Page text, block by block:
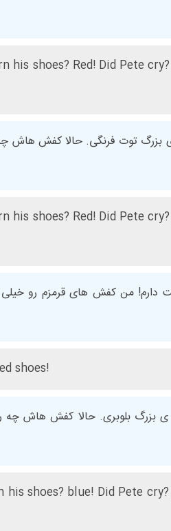
shoes? Red! Did Pete
توت فرنگی. حالا کفش هاش چه
shoes? Red! Did Pete
من کفش های قرمزم رو
shoes!
بزرگ بلوبری. حالا کفش هاش چه
shoes? blue! Did Pete